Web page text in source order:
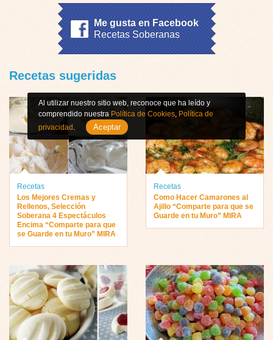
Me gusta en Facebook
Recetas Soberanas
Recetas sugeridas
Recetas
Los Mejores Cremas y
Rellenos, Selección
Soberana 4 Espectáculos
Encima “Comparte para que
se Guarde en tu Muro” MIRA
Recetas
Como Hacer Camarones al
Ajillo “Comparte para que se
Guarde en tu Muro” MIRA
Al utilizar nuestro sitio web, reconoce que ha leído y
comprendido nuestra Política de Cookies, Política de
privacidad . Aceptar